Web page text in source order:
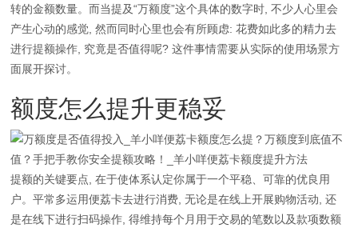
转的金额数量。而当提及“万额度”这个具体的数字时, 不少人心里会
产生心动的感觉, 然而同时心里也会有所顾虑: 花费如此多的精力去
进行提额操作, 究竟是否值得呢? 这件事情需要从实际的使用场景方
面展开探讨。
额度怎么提升更稳妥
提额的关键要点, 在于使体系认定你属于一个平稳、可靠的优良用
户。平常多运用便荔卡去进行消费, 无论是在线上开展购物活动, 还
是在线下进行扫码操作, 得维持每个月用于交易的笔数以及款项数额